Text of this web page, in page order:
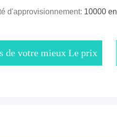
d'approvisionnement: 10000
de votre mieux Le prix